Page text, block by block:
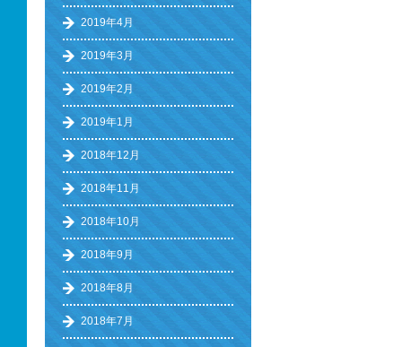
2019年4月
2019年3月
2019年2月
2019年1月
2018年12月
2018年11月
2018年10月
2018年9月
2018年8月
2018年7月